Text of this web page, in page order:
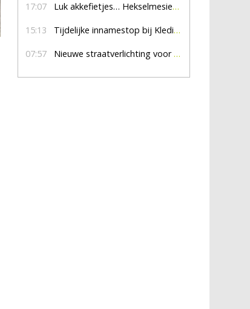
17:07 Luk akkefietjes… HekselmesienHarry
15:13 Tijdelijke innamestop bij Kledingbank Stefania
07:57 Nieuwe straatverlichting voor De Veldmaat en De Pas